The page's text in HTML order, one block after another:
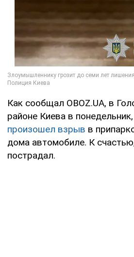
Как сообщал OBOZ.UA, в
районе Киева в
произошел взрыв в
дома автомобиле. К
пострадал.